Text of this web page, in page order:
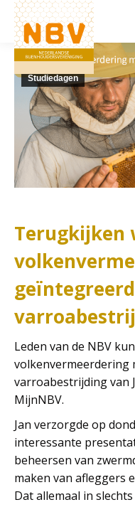
Nieuws
Studiedagen
Terugkijken
Leden van de NBV
volkenvermeerdering
varroabestrijding van
MijnNBV.
Jan verzorgde op
interessante
beheersen van
maken van afleggers
Dat allemaal in